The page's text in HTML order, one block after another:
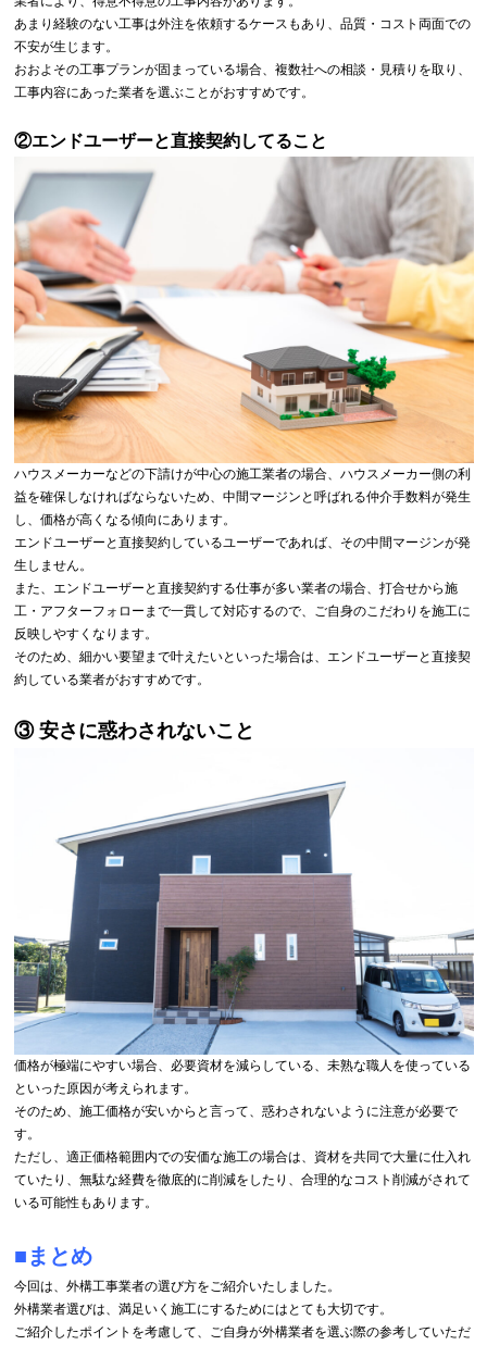
あまり経験のない工事は外注を依頼するケースもあり、品質・コスト両面での
不安が生じます。
おおよその工事プランが固まっている場合、複数社への相談・見積りを取り、
工事内容にあった業者を選ぶことがおすすめです。
②エンドユーザーと直接契約してること
ハウスメーカーなどの下請けが中心の施工業者の場合、ハウスメーカー側の利
益を確保しなければならないため、中間マージンと呼ばれる仲介手数料が発生
し、価格が高くなる傾向にあります。
エンドユーザーと直接契約しているユーザーであれば、その中間マージンが発
生しません。
また、エンドユーザーと直接契約する仕事が多い業者の場合、打合せから施
工・アフターフォローまで一貫して対応するので、ご自身のこだわりを施工に
反映しやすくなります。
そのため、細かい要望まで叶えたいといった場合は、エンドユーザーと直接契
約している業者がおすすめです。
③ 安さに惑わされないこと
価格が極端にやすい場合、必要資材を減らしている、未熟な職人を使っている
といった原因が考えられます。
そのため、施工価格が安いからと言って、惑わされないように注意が必要で
す。
ただし、適正価格範囲内での安価な施工の場合は、資材を共同で大量に仕入れ
ていたり、無駄な経費を徹底的に削減をしたり、合理的なコスト削減がされて
いる可能性もあります。
■まとめ
今回は、外構工事業者の選び方をご紹介いたしました。
外構業者選びは、満足いく施工にするためにはとても大切です。
ご紹介したポイントを考慮して、ご自身が外構業者を選ぶ際の参考していただ